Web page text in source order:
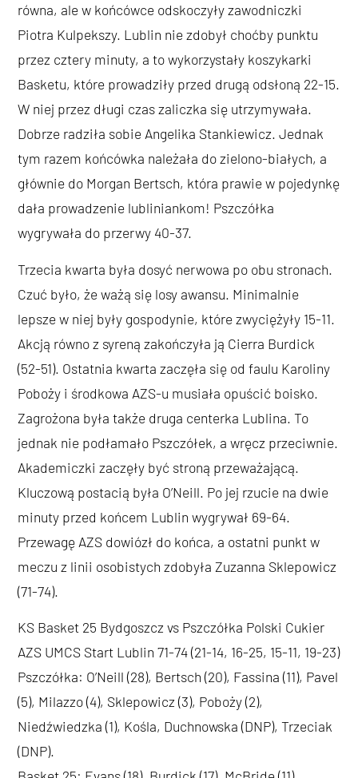
równa, ale w końcówce odskoczyły zawodniczki
Piotra Kulpekszy. Lublin nie zdobył choćby punktu
przez cztery minuty, a to wykorzystały koszykarki
Basketu, które prowadziły przed drugą odsłoną 22-15.
W niej przez długi czas zaliczka się utrzymywała.
Dobrze radziła sobie Angelika Stankiewicz. Jednak
tym razem końcówka należała do zielono-białych, a
głównie do Morgan Bertsch, która prawie w pojedynkę
dała prowadzenie lubliniankom! Pszczółka
wygrywała do przerwy 40-37.
Trzecia kwarta była dosyć nerwowa po obu stronach.
Czuć było, że ważą się losy awansu. Minimalnie
lepsze w niej były gospodynie, które zwyciężyły 15-11.
Akcją równo z syreną zakończyła ją Cierra Burdick
(52-51). Ostatnia kwarta zaczęła się od faulu Karoliny
Poboży i środkowa AZS-u musiała opuścić boisko.
Zagrożona była także druga centerka Lublina. To
jednak nie podłamało Pszczółek, a wręcz przeciwnie.
Akademiczki zaczęły być stroną przeważającą.
Kluczową postacią była O’Neill. Po jej rzucie na dwie
minuty przed końcem Lublin wygrywał 69-64.
Przewagę AZS dowiózł do końca, a ostatni punkt w
meczu z linii osobistych zdobyła Zuzanna Sklepowicz
(71-74).
KS Basket 25 Bydgoszcz vs Pszczółka Polski Cukier
AZS UMCS Start Lublin 71-74 (21-14, 16-25, 15-11, 19-23)
Pszczółka: O’Neill (28), Bertsch (20), Fassina (11), Pavel
(5), Milazzo (4), Sklepowicz (3), Poboży (2),
Niedźwiedzka (1), Kośla, Duchnowska (DNP), Trzeciak
(DNP).